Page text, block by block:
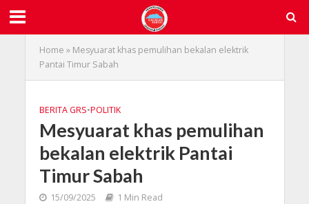
Home » Mesyuarat khas pemulihan bekalan elektrik
Pantai Timur Sabah
BERITA GRS•POLITIK
Mesyuarat khas pemulihan
bekalan elektrik Pantai
Timur Sabah
15/09/2025 1 Min Read